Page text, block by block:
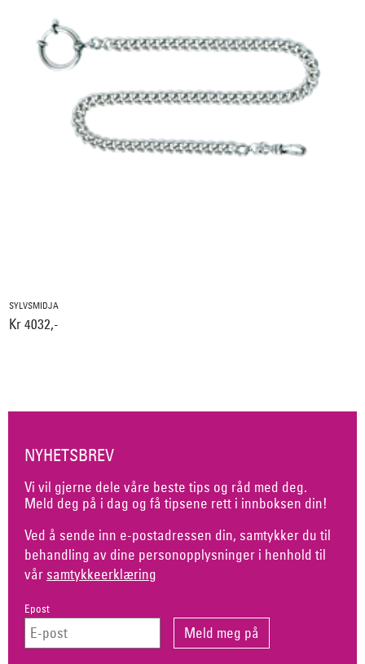
SYLVSMIDJA
Kr 4032,-
NYHETSBREV
Vi vil gjerne dele våre beste tips og råd med deg.
Meld deg på i dag og få tipsene rett i innboksen din!
Ved å sende inn e-postadressen din, samtykker du til
behandling av dine personopplysninger i henhold til
vår samtykkeerklæring
Epost